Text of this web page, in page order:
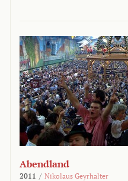
Abendland
2011 / Nikolaus Geyrhalter